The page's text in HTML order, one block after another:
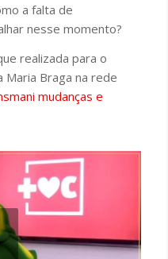
a falta de
nesse momento?
realizada para o
Maria Braga na rede
mudanças e